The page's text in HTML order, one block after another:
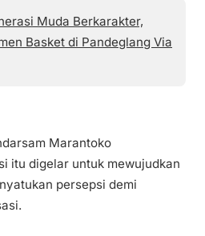
Muda Berkarakter,
Basket di Pandeglang Via
Marantoko
itu digelar untuk mewujudkan
persepsi demi